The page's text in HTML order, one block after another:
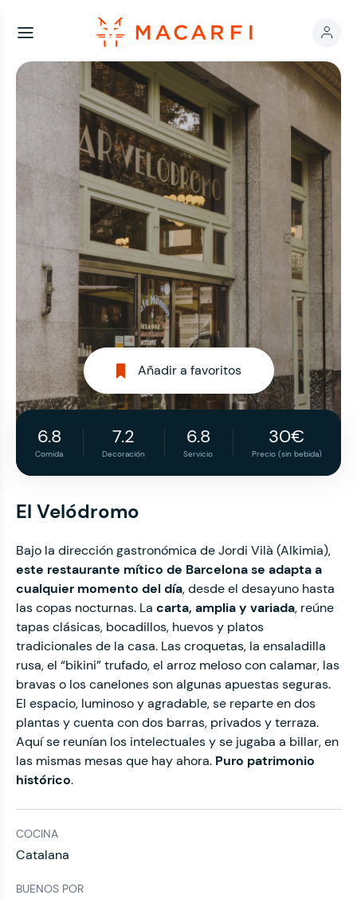
Añadir a favoritos
6.8
Comida
7.2
Decoración
6.8
Servicio
30€
Precio (sin bebida)
El Velódromo
Bajo la dirección gastronómica de Jordi Vilà (Alkimia),
este restaurante mítico de Barcelonase adapta a
cualquier momento del día, desde el desayuno hasta
las copas nocturnas. La carta, amplia y variada, reúne
tapas clásicas, bocadillos, huevos y platos
tradicionales de la casa. Las croquetas, la ensaladilla
rusa, el “bikini” trufado, el arroz meloso con calamar, las
bravas o los canelones son algunas apuestas seguras.
El espacio, luminoso y agradable, se reparte en dos
plantas y cuenta con dos barras, privados y terraza.
Aquí se reunían los intelectuales y se jugaba a billar, en
las mismas mesas que hay ahora. Puro patrimonio
histórico.
COCINA
Catalana
BUENOS POR